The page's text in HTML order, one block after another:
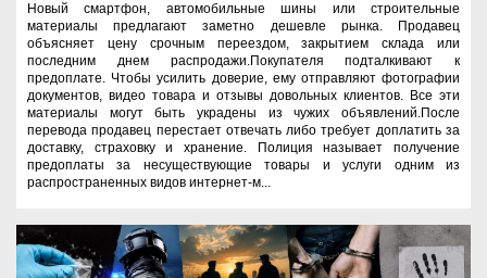
Новый смартфон, автомобильные шины или строительные
материалы предлагают заметно дешевле рынка. Продавец
объясняет цену срочным переездом, закрытием склада или
последним днем распродажи.Покупателя подталкивают к
предоплате. Чтобы усилить доверие, ему отправляют фотографии
документов, видео товара и отзывы довольных клиентов. Все эти
материалы могут быть украдены из чужих объявлений.После
перевода продавец перестает отвечать либо требует доплатить за
доставку, страховку и хранение. Полиция называет получение
предоплаты за несуществующие товары и услуги одним из
распространенных видов интернет-м...